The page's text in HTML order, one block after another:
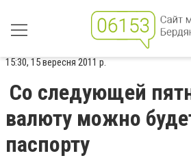
15:30, 15 вересня 2011 р.
Со следующей
валюту можно
паспорту